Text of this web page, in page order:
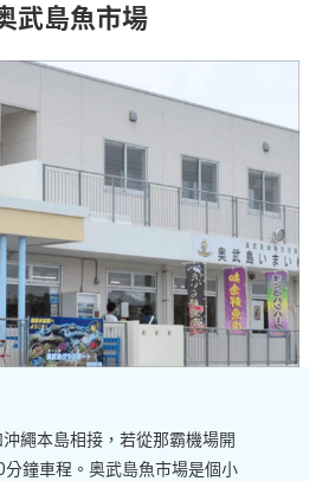
武島魚市場
繩本島相接，若從那霸機場開
鐘車程。奥武島魚市場是個小